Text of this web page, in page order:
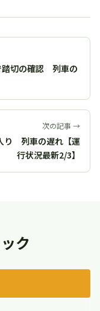
踏切の確認 列車の
次の記事 →
り 列車の遅れ【運
行状況最新2/3】
ク